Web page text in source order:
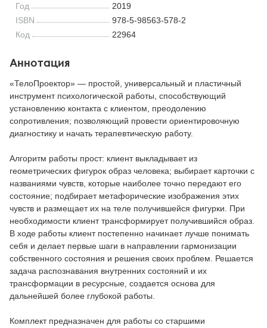
Год
2019
ISBN
978-5-98563-578-2
Код
22964
Аннотация
«ТелоПроектор» — простой, универсальный и пластичный
инструмент психологической работы, способствующий
установлению контакта с клиентом, преодолению
сопротивления; позволяющий провести ориентировочную
диагностику и начать терапевтическую работу.
Алгоритм работы прост: клиент выкладывает из
геометрических фигурок образ человека; выбирает карточки с
названиями чувств, которые наиболее точно передают его
состояние; подбирает метафорические изображения этих
чувств и размещает их на теле получившейся фигурки. При
необходимости клиент трансформирует получившийся образ.
В ходе работы клиент постепенно начинает лучше понимать
себя и делает первые шаги в направлении гармонизации
собственного состояния и решения своих проблем. Решается
задача распознавания внутренних состояний и их
трансформации в ресурсные, создается основа для
дальнейшей более глубокой работы.
Комплект предназначен для работы со старшими